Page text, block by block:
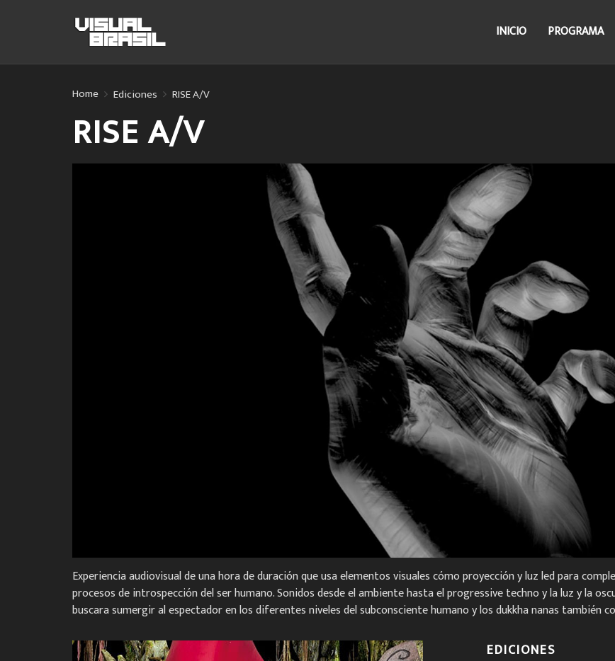
INICIO PROGRAMA
Home Ediciones RISE A/V
RISE A/V
Experiencia audiovisual de una hora de duración que usa elementos visuales cómo proyección y luz led para
procesos de introspección del ser humano. Sonidos desde el ambiente hasta el progressive techno y la luz y la
buscara sumergir al espectador en los diferentes niveles del subconsciente humano y los dukkha nanas también
EDICIONES